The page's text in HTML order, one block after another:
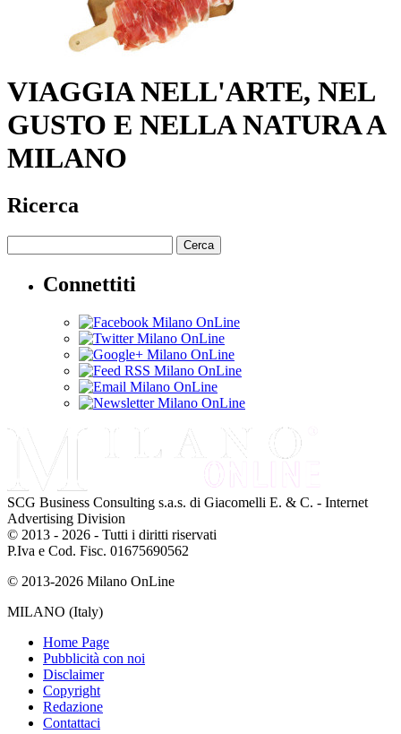
VIAGGIA NELL'ARTE, NEL
GUSTO E NELLA NATURA A
MILANO
Ricerca
Cerca
Connettiti
SCG Business Consulting s.a.s. di Giacomelli E. & C. - Internet
Advertising Division
© 2013 - 2026 - Tutti i diritti riservati
P.Iva e Cod. Fisc. 01675690562
© 2013-2026 Milano OnLine
MILANO (Italy)
Home Page
Pubblicità con noi
Disclaimer
Copyright
Redazione
Contattaci